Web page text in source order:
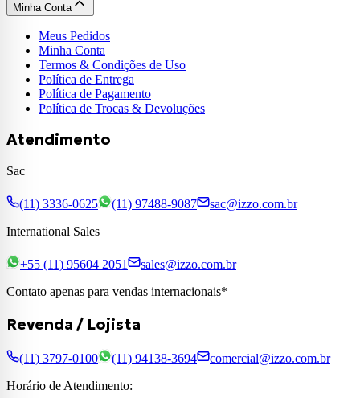
Minha Conta
Meus Pedidos
Minha Conta
Termos & Condições de Uso
Política de Entrega
Política de Pagamento
Política de Trocas & Devoluções
Atendimento
Sac
(11) 3336-0625 (11) 97488-9087
sac@izzo.com.br
International Sales
+55 (11) 95604 2051
sales@izzo.com.br
Contato apenas para vendas internacionais*
Revenda / Lojista
(11) 3797-0100 (11) 94138-3694
comercial@izzo.com.br
Horário de Atendimento: